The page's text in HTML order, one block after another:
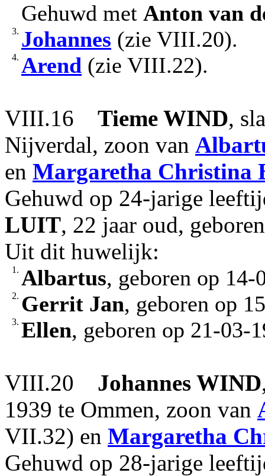
Gehuwd met Anton van
3. Johannes (zie VIII.20).
4. Arend (zie VIII.22).
VIII.16 Tieme WIND,
Nijverdal, zoon van
en Margaretha Christina
Gehuwd op 24-jarige
LUIT, 22 jaar oud,
Uit dit huwelijk:
1. Albartus, geboren op
2. Gerrit Jan, geboren op
3. Ellen, geboren op 21-03-
VIII.20 Johannes WIND
1939 te Ommen, zoon van
VII.32) en Margaretha
Gehuwd op 28-jarige